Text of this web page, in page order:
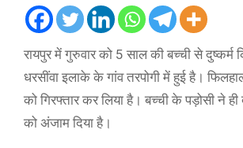
रायपुर में गुरुवार को 5 साल की बच्ची से दुष्कर्म
धरसींवा इलाके के गांव तरपोगी में हुई है।
को गिरफ्तार कर लिया है। बच्ची के पड़ोसी ने ही
को अंजाम दिया है।